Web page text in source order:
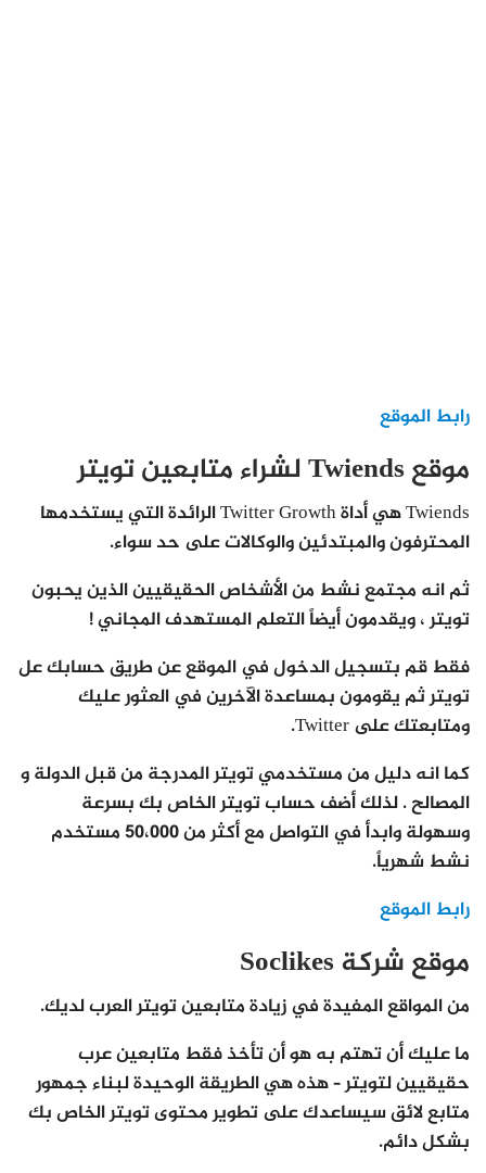
رابط الموقع
موقع Twiends لشراء متابعين تويتر
Twiends هي أداة Twitter Growth الرائدة التي يستخدمها
المحترفون والمبتدئين والوكالات على حد سواء.
ثم انه مجتمع نشط من الأشخاص الحقيقيين الذين يحبون
تويتر ، ويقدمون أيضاً التعلم المستهدف المجاني !
فقط قم بتسجيل الدخول في الموقع عن طريق حسابك عل
تويتر ثم يقومون بمساعدة الآخرين في العثور عليك
ومتابعتك على Twitter.
كما انه دليل من مستخدمي تويتر المدرجة من قبل الدولة و
المصالح . لذلك أضف حساب تويتر الخاص بك بسرعة
وسهولة وابدأ في التواصل مع أكثر من 50،000 مستخدم
نشط شهرياً.
رابط الموقع
موقع شركة Soclikes
من المواقع المفيدة في زيادة متابعين تويتر العرب لديك.
ما عليك أن تهتم به هو أن تأخذ فقط متابعين عرب
حقيقيين لتويتر – هذه هي الطريقة الوحيدة لبناء جمهور
متابع لائق سيساعدك على تطوير محتوى تويتر الخاص بك
بشكل دائم.